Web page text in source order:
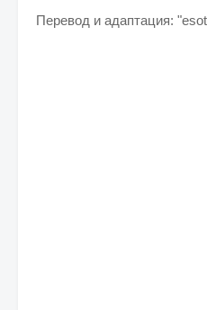
Перевод и адаптация: